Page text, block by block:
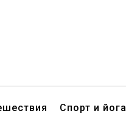
Спорт и йога